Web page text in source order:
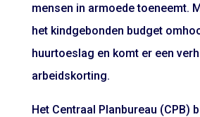
mensen in armoede toeneemt.
het kindgebonden budget
huurtoeslag en komt er een
arbeidskorting.
Het Centraal Planbureau (CPB)